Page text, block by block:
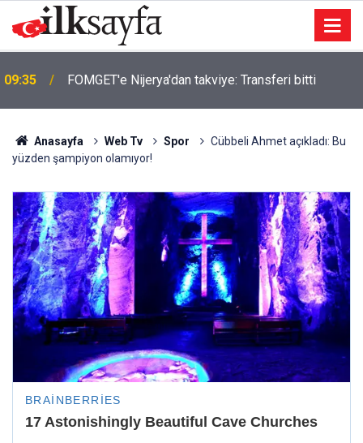
09:35 FOMGET'e Nijerya'dan takviye: Transferi bitti
Anasayfa Web Tv Spor
Cübbeli Ahmet açıkladı: Bu
yüzden şampiyon olamıyor!